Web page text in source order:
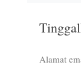
Alamat